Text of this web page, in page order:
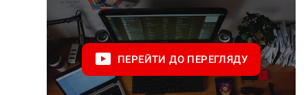
ПЕРЕЙТИ ДО ПЕРЕГЛЯДУ